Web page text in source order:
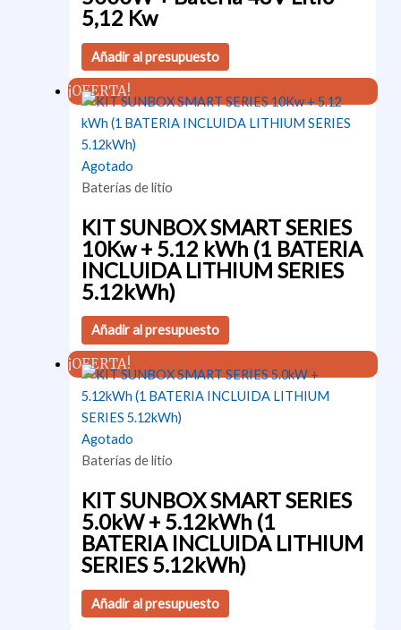
5,12 Kw
Añadir al presupuesto
¡OFERTA!
Agotado
Baterías de litio
KIT SUNBOX SMART SERIES
10Kw + 5.12 kWh (1 BATERIA
INCLUIDA LITHIUM SERIES
5.12kWh)
Añadir al presupuesto
¡OFERTA!
Agotado
Baterías de litio
KIT SUNBOX SMART SERIES
5.0kW + 5.12kWh (1
BATERIA INCLUIDA LITHIUM
SERIES 5.12kWh)
Añadir al presupuesto